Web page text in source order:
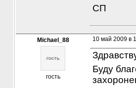
СП
Michael_88
гость
10 май 2009 в
Буду